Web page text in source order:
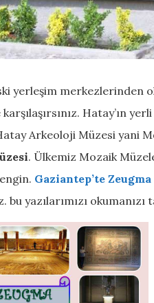
yerleşim merkezlerinden
Hatay’ın
Arkeoloji Müzesi yani
. Ülkemiz Mozaik
Gaziantep’te
bu yazılarımızı okumanızı